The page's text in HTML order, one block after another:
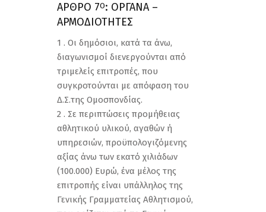
ΑΡΘΡΟ 7Ο: ΟΡΓΑΝΑ –
ΑΡΜΟΔΙΟΤΗΤΕΣ
1 . Οι δημόσιοι, κατά τα άνω,
διαγωνισμοί διενεργούνται από
τριμελείς επιτροπές, που
συγκροτούνται με απόφαση του
Δ.Σ.της Ομοσπονδίας.
2 . Σε περιπτώσεις προμήθειας
αθλητικού υλικού, αγαθών ή
υπηρεσιών, προϋπολογιζόμενης
αξίας άνω των εκατό χιλιάδων
(100.000) Ευρώ, ένα μέλος της
επιτροπής είναι υπάλληλος της
Γενικής Γραμματείας Αθλητισμού,